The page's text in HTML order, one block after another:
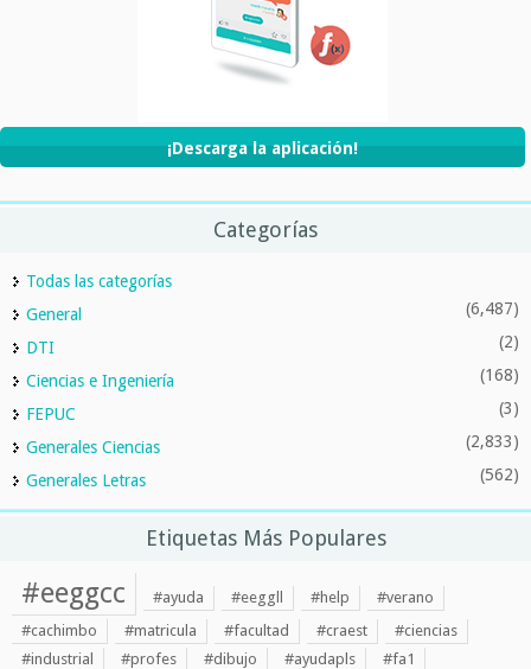
¡Descarga la aplicación!
Categorías
Todas las categorías
General
(6,487)
DTI (2)
Ciencias e Ingeniería (168)
FEPUC (3)
Generales Ciencias (2,833)
Generales Letras (562)
Etiquetas Más Populares
#eeggcc #ayuda #eeggll #help
#verano
#cachimbo
#matricula #facultad #craest
#ciencias
#industrial
#profes #dibujo #ayudapls
#fa1